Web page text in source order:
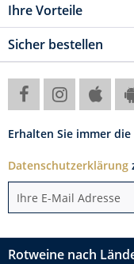
Ihre Vorteile
Sicher bestellen
Erhalten Sie immer
Datenschutzerklärung
Rotweine nach